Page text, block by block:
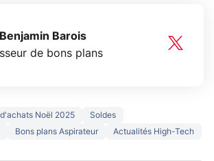
Benjamin Barois
de bons plans
Noël 2025
Soldes
Bons plans Aspirateur Actualités High-Tech